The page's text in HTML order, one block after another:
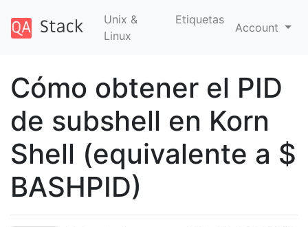
Unix &
Linux
Etiquetas
Account
Cómo obtener el PID
de subshell en Korn
Shell (equivalente a $
BASHPID)